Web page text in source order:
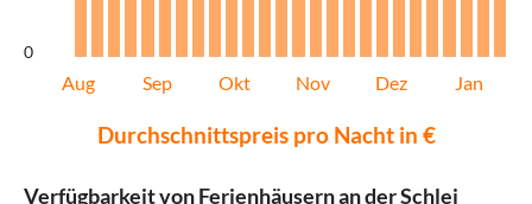
0
Aug Sep Okt Nov Dez Jan
Durchschnittspreis pro Nacht in €
Verfügbarkeit von Ferienhäusern an der Schlei